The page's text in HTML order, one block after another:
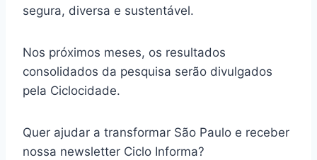
segura, diversa e sustentável.
Nos próximos meses, os resultados
consolidados da pesquisa serão divulgados
pela Ciclocidade.
Quer ajudar a transformar São Paulo e receber
nossa newsletter Ciclo Informa?